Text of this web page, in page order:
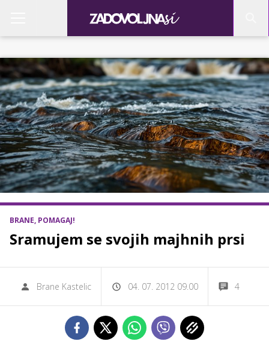
BRANE, POMAGAJ!
Sramujem se svojih majhnih prsi
Brane Kastelic 04. 07. 2012 09.00 4